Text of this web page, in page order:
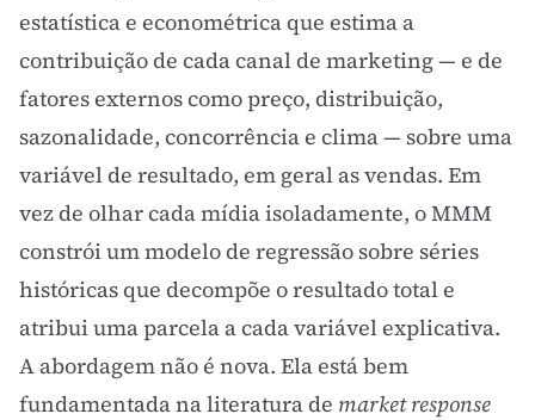
estatística e econométrica que estima a
contribuição de cada canal de marketing — e de
fatores externos como preço, distribuição,
sazonalidade, concorrência e clima — sobre uma
variável de resultado, em geral as vendas. Em
vez de olhar cada mídia isoladamente, o MMM
constrói um modelo de regressão sobre séries
históricas que decompõe o resultado total e
atribui uma parcela a cada variável explicativa.
A abordagem não é nova. Ela está bem
fundamentada na literatura de market response